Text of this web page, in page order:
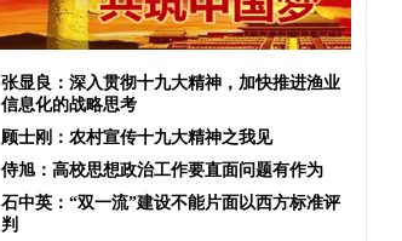
张显良：深入贯彻十九大精神，加快推进渔业
信息化的战略思考
顾士刚：农村宣传十九大精神之我见
侍旭：高校思想政治工作要直面问题有作为
石中英：“双一流”建设不能片面以西方标准评
判